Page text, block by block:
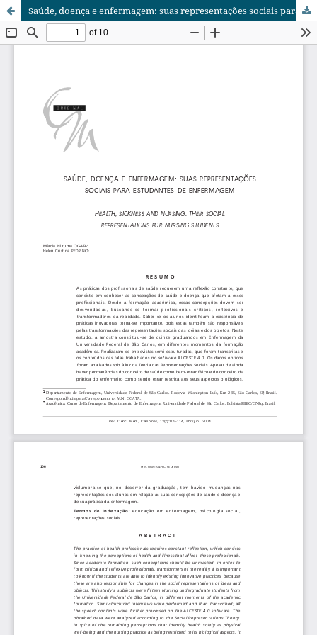
Saúde, doença e enfermagem: suas representações sociais para estudantes de enfermagem